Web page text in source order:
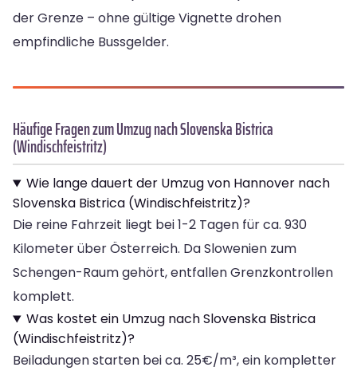
der Grenze – ohne gültige Vignette drohen
empfindliche Bussgelder.
Häufige Fragen zum Umzug nach Slovenska Bistrica
(Windischfeistritz)
Wie lange dauert der Umzug von Hannover nach
Slovenska Bistrica (Windischfeistritz)?
Die reine Fahrzeit liegt bei 1-2 Tagen für ca. 930
Kilometer über Österreich. Da Slowenien zum
Schengen-Raum gehört, entfallen Grenzkontrollen
komplett.
Was kostet ein Umzug nach Slovenska Bistrica
(Windischfeistritz)?
Beiladungen starten bei ca. 25€/m³, ein kompletter